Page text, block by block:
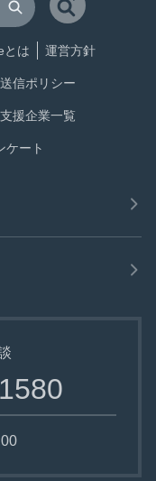
とは 運営方針
信ポリシー
援企業一覧
ケート